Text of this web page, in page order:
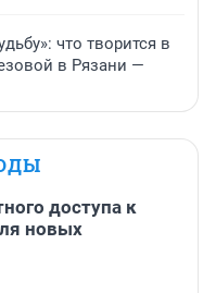
что творится в
в Рязани —
доступа к
новых